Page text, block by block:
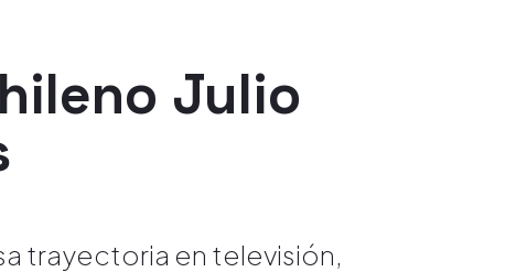
Julio
trayectoria en televisión,